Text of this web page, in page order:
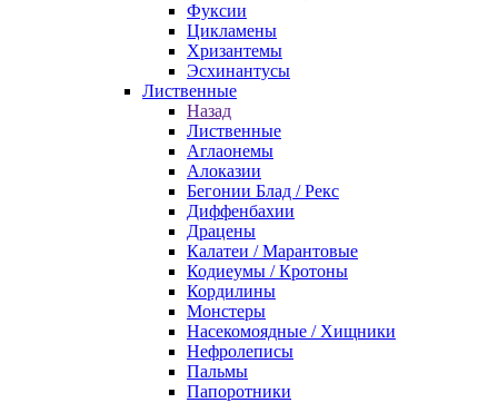
Фуксии
Цикламены
Хризантемы
Эсхинантусы
Лиственные
Назад
Лиственные
Аглаонемы
Алоказии
Бегонии Блад / Рекс
Диффенбахии
Драцены
Калатеи / Марантовые
Кодиеумы / Кротоны
Кордилины
Монстеры
Насекомоядные / Хищники
Нефролеписы
Пальмы
Папоротники